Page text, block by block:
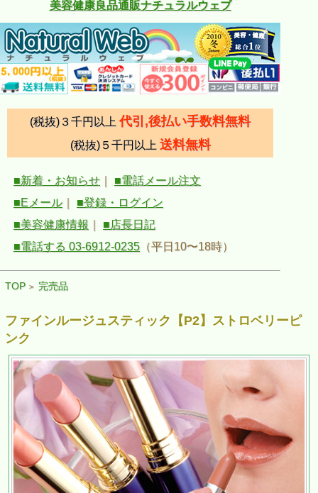
美容健康良品通販ナチュラルウェブ
(税抜)３千円以上 代引,後払い手数料無料
(税抜)５千円以上 送料無料
■新着・お知らせ
■電話メール注文
■Eメール
■登録・ログイン
■美容健康情報
■店長日記
■電話する 03-6912-0235 （平日10〜18時）
TOP > 完売品
ファインルージュスティック【P2】ストロベリーピ
ンク